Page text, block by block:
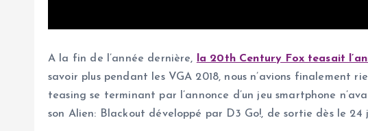
A la fin de l’année dernière, la 20th Century Fox teasait
savoir plus pendant les VGA 2018, nous n’avions finalement
teasing se terminant par l’annonce d’un jeu smartphone
son Alien: Blackout développé par D3 Go!, de sortie dès le